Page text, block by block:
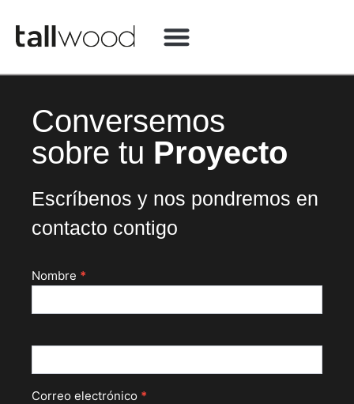
Conversemos
sobre tu Proyecto
Escríbenos y nos pondremos en
contacto contigo
Contacto
Nombre *
Correo electrónico *